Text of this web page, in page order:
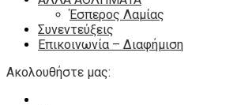
Έσπερος Λαμίας
Συνεντεύξεις
Επικοινωνία – Διαφήμιση
Ακολουθήστε μας: